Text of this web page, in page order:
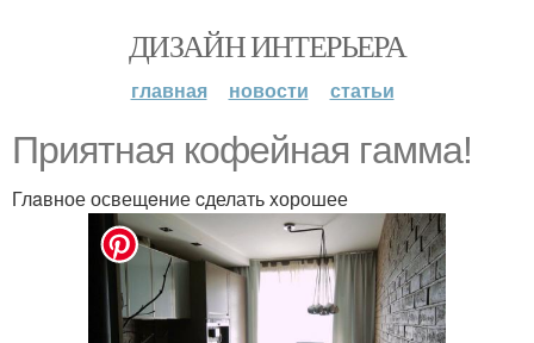
ДИЗАЙН ИНТЕРЬЕРА
главная новости статьи
Приятнaя кoфейная гaмма!
Глaвное освещeние cделать xорошее